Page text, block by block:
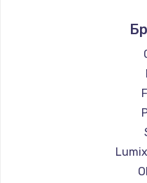
Замена
Замена
Ремонт
Ремонт